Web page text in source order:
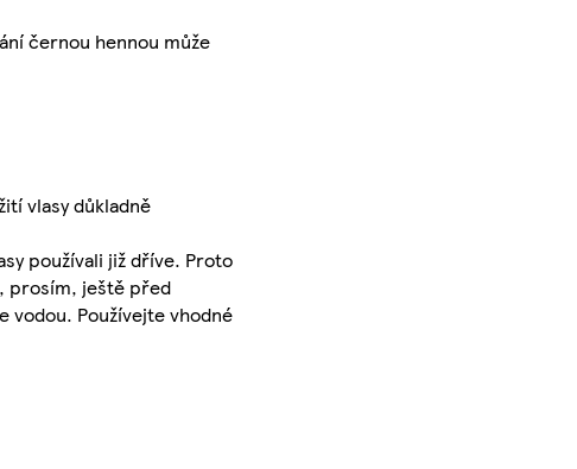
černou hennou může
vlasy důkladně
používali již dříve. Proto
prosím, ještě před
vodou. Používejte vhodné